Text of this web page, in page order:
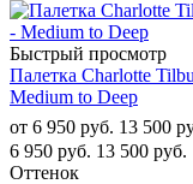
Быстрый просмотр
Палетка Charlotte
Medium to Deep
от 6 950 руб. 13 500
6 950 руб. 13 500 руб.
Оттенок